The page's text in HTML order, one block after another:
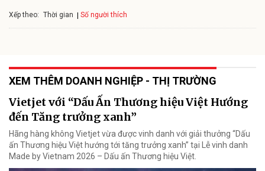
Xếp theo: Thời gian Số người thích
XEM THÊM DOANH NGHIỆP - THỊ TRƯỜNG
Vietjet với “Dấu Ấn Thương hiệu Việt Hướng
đến Tăng trưởng xanh”
Hãng hàng không Vietjet vừa được vinh danh với giải thưởng “Dấu
ấn Thương hiệu Việt hướng tới tăng trưởng xanh” tại Lễ vinh danh
Made by Vietnam 2026 – Dấu ấn Thương hiệu Việt.